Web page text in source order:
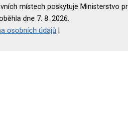
místech poskytuje Ministerstvo
dne 7. 8. 2026.
osobních údajů